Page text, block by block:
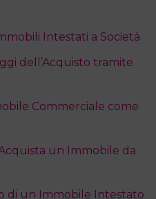
Intestati a Società
dell’Acquisto tramite
Commerciale come
un Immobile da
di un Immobile Intestato